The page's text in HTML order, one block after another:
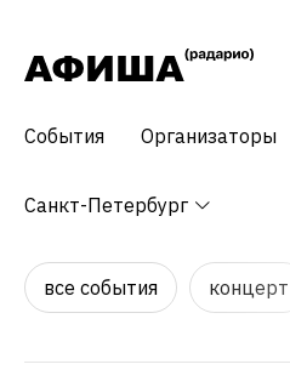
События Организаторы
Санкт-Петербург
все события концерт